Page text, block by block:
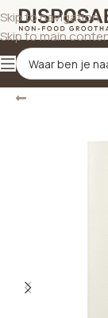
Skip to navigation
Skip to main
Terug Home/